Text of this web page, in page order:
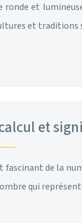
ronde et
et
et
fascinant de la
qui